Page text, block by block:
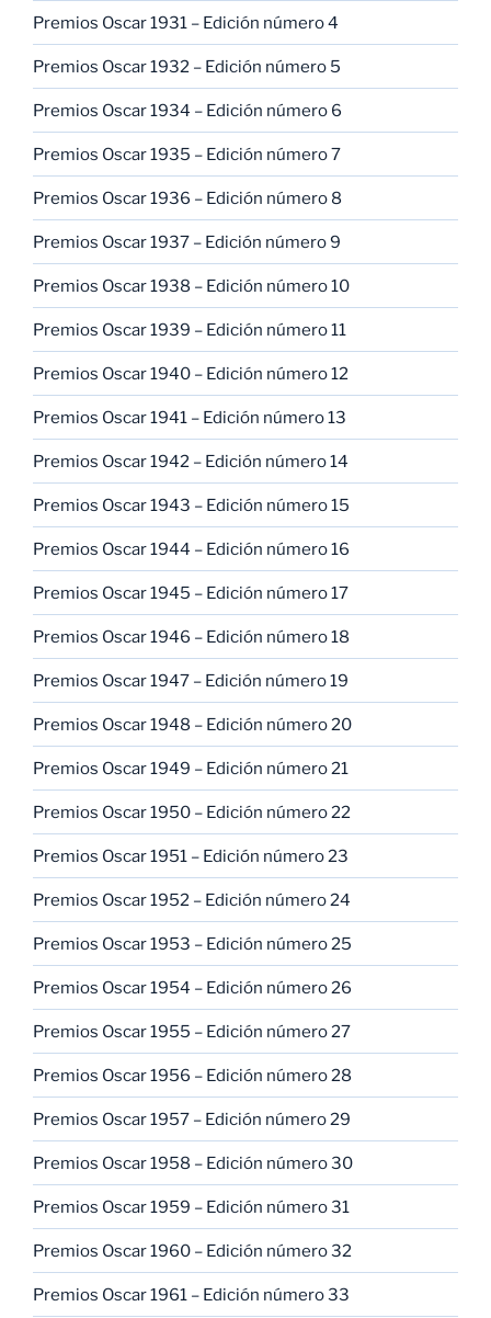
Premios Oscar 1931 – Edición número 4
Premios Oscar 1932 – Edición número 5
Premios Oscar 1934 – Edición número 6
Premios Oscar 1935 – Edición número 7
Premios Oscar 1936 – Edición número 8
Premios Oscar 1937 – Edición número 9
Premios Oscar 1938 – Edición número 10
Premios Oscar 1939 – Edición número 11
Premios Oscar 1940 – Edición número 12
Premios Oscar 1941 – Edición número 13
Premios Oscar 1942 – Edición número 14
Premios Oscar 1943 – Edición número 15
Premios Oscar 1944 – Edición número 16
Premios Oscar 1945 – Edición número 17
Premios Oscar 1946 – Edición número 18
Premios Oscar 1947 – Edición número 19
Premios Oscar 1948 – Edición número 20
Premios Oscar 1949 – Edición número 21
Premios Oscar 1950 – Edición número 22
Premios Oscar 1951 – Edición número 23
Premios Oscar 1952 – Edición número 24
Premios Oscar 1953 – Edición número 25
Premios Oscar 1954 – Edición número 26
Premios Oscar 1955 – Edición número 27
Premios Oscar 1956 – Edición número 28
Premios Oscar 1957 – Edición número 29
Premios Oscar 1958 – Edición número 30
Premios Oscar 1959 – Edición número 31
Premios Oscar 1960 – Edición número 32
Premios Oscar 1961 – Edición número 33